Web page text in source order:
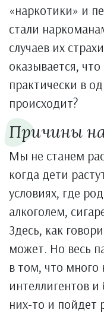
«наркотики» и
стали
случаев их
оказывается,
практически в
происходит?
Причины
Мы не станем
когда дети
условиях, где
алкоголем,
Здесь, как
может. Но весь
в том, что много
интеллигентов и
них-то и пойдет